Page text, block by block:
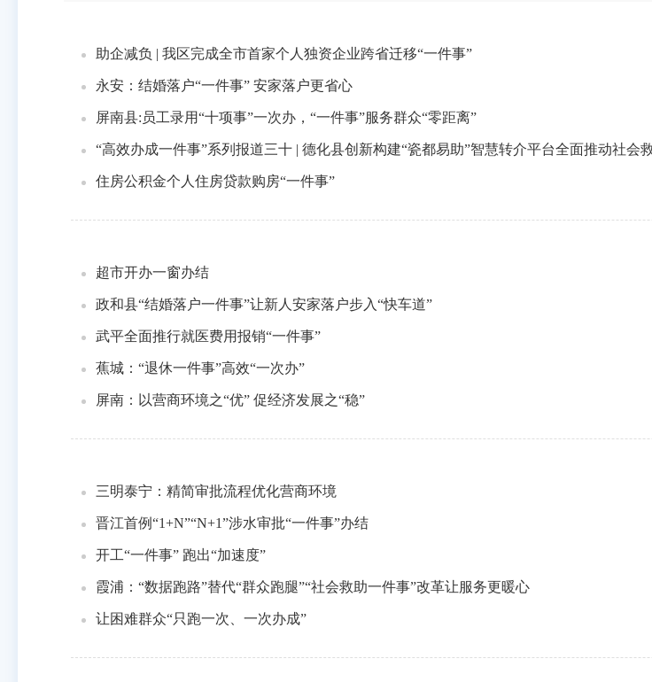
助企减负 | 我区完成全市首家个人独资企业跨省迁移“一件事”
永安：结婚落户“一件事” 安家落户更省心
屏南县:员工录用“十项事”一次办，“一件事”服务群众“零距离”
“高效办成一件事”系列报道三十 | 德化县创新构建“瓷都易助”智慧转介平台全面推动社会
住房公积金个人住房贷款购房“一件事”
超市开办一窗办结
政和县“结婚落户一件事”让新人安家落户步入“快车道”
武平全面推行就医费用报销“一件事”
蕉城：“退休一件事”高效“一次办”
屏南：以营商环境之“优” 促经济发展之“稳”
三明泰宁：精简审批流程优化营商环境
晋江首例“1+N”“N+1”涉水审批“一件事”办结
开工“一件事” 跑出“加速度”
霞浦：“数据跑路”替代“群众跑腿”“社会救助一件事”改革让服务更暖心
让困难群众“只跑一次、一次办成”